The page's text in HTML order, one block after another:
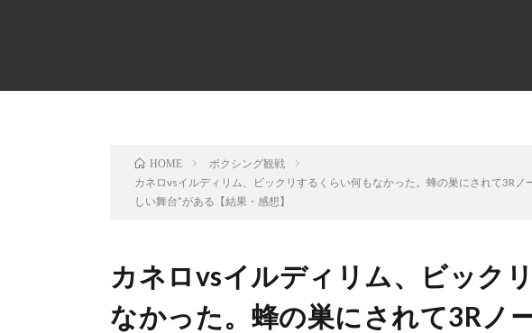
HOME
ボクシング観戦
カネロvsイルディリム、ビックリするくらい何もなかった。蜂の巣にされて3Rノ
しい舞台”がある【結果・感想】
カネロvsイルディリム、ビック
なかった。蜂の巣にされて3Rノ